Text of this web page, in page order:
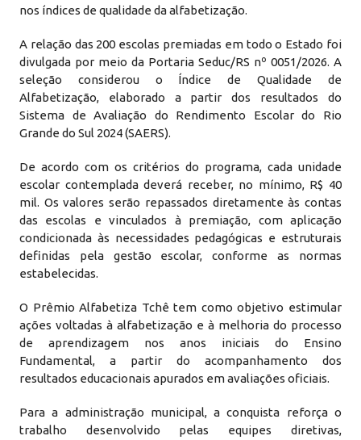
nos índices de qualidade da alfabetização.
A relação das 200 escolas premiadas em todo o Estado foi
divulgada por meio da Portaria Seduc/RS nº 0051/2026. A
seleção considerou o Índice de Qualidade de
Alfabetização, elaborado a partir dos resultados do
Sistema de Avaliação do Rendimento Escolar do Rio
Grande do Sul 2024 (SAERS).
De acordo com os critérios do programa, cada unidade
escolar contemplada deverá receber, no mínimo, R$ 40
mil. Os valores serão repassados diretamente às contas
das escolas e vinculados à premiação, com aplicação
condicionada às necessidades pedagógicas e estruturais
definidas pela gestão escolar, conforme as normas
estabelecidas.
O Prêmio Alfabetiza Tchê tem como objetivo estimular
ações voltadas à alfabetização e à melhoria do processo
de aprendizagem nos anos iniciais do Ensino
Fundamental, a partir do acompanhamento dos
resultados educacionais apurados em avaliações oficiais.
Para a administração municipal, a conquista reforça o
trabalho desenvolvido pelas equipes diretivas,